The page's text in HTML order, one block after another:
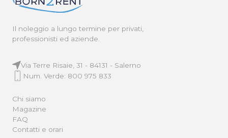
Il noleggio a lungo termine per privati,
professionisti ed aziende.
Via Terre Risaie, 31 - 84131 - Salerno
Num. Verde: 800 975 833
Chi siamo
Magazine
FAQ
Contatti e orari